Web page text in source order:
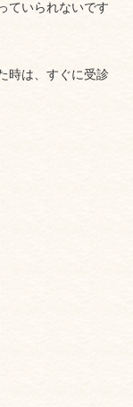
ていられないです
時は、すぐに受診